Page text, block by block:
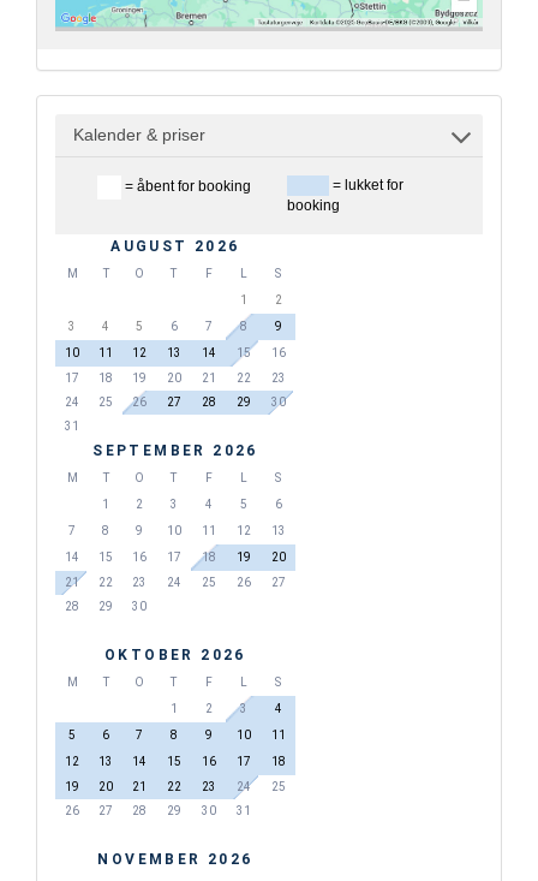
Kalender & priser
= åbent for booking
= lukket for
booking
AUGUST 2026
M O F L
S
1
2
3
4 5 6 7 8
9
10
11 12 13 14 15
16
17
18 19 20 21 22
23
24
25 26 27 28 29
30
31
SEPTEMBER 2026
M O F L
S
1
2 3 4 5
6
7
8 9 10 11 12
13
14
15 16 17 18 19
20
21
22 23 24 25 26
27
28
29 30
OKTOBER 2026
M O F L
S
1
2 3
4
5
6 7 8 9 10
11
12
13 14 15 16 17
18
19
20 21 22 23 24
25
26
27 28 29 30 31
NOVEMBER 2026